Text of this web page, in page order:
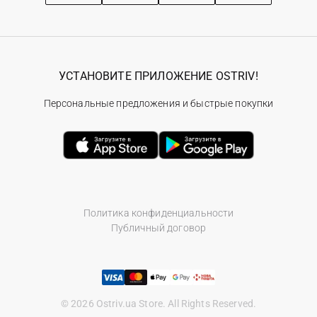
Политика конфиденциальности
Публичный договор
© 2026 Ostriv.ua Store. All Rights Reserved.
УСТАНОВИТЕ ПРИЛОЖЕНИЕ OSTRIV!
Персональные предложения и быстрые покупки